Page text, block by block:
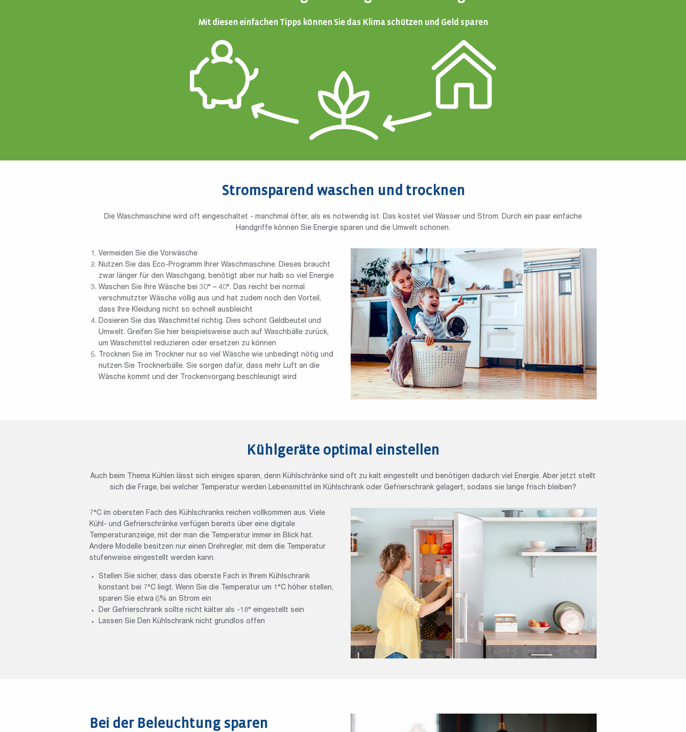
Mit diesen einfachen Tipps können Sie das Klima schützen und Geld sparen
Stromsparend waschen und trocknen
Die Waschmaschine wird oft eingeschaltet - manchmal öfter, als es notwendig ist. Das kostet viel Wasser und Strom. Durch ein paar einfache
Handgriffe können Sie Energie sparen und die Umwelt schonen.
Vermeiden Sie die Vorwäsche
Nutzen Sie das Eco-Programm Ihrer Waschmaschine. Dieses braucht
zwar länger für den Waschgang, benötigt aber nur halb so viel Energie
Waschen Sie Ihre Wäsche bei 30° – 40°. Das reicht bei normal
verschmutzter Wäsche völlig aus und hat zudem noch den Vorteil,
dass Ihre Kleidung nicht so schnell ausbleicht
Dosieren Sie das Waschmittel richtig. Dies schont Geldbeutel und
Umwelt. Greifen Sie hier beispielsweise auch auf Waschbälle zurück,
um Waschmittel reduzieren oder ersetzen zu können
Trocknen Sie im Trockner nur so viel Wäsche wie unbedingt nötig und
nutzen Sie Trocknerbälle. Sie sorgen dafür, dass mehr Luft an die
Wäsche kommt und der Trockenvorgang beschleunigt wird
Kühlgeräte optimal einstellen
Auch beim Thema Kühlen lässt sich einiges sparen, denn Kühlschränke sind oft zu kalt eingestellt und benötigen dadurch viel Energie. Aber jetzt stellt
sich die Frage, bei welcher Temperatur werden Lebensmittel im Kühlschrank oder Gefrierschrank gelagert, sodass sie lange frisch bleiben?
7°C im obersten Fach des Kühlschranks reichen vollkommen aus. Viele
Kühl- und Gefrierschränke verfügen bereits über eine digitale
Temperaturanzeige, mit der man die Temperatur immer im Blick hat.
Andere Modelle besitzen nur einen Drehregler, mit dem die Temperatur
stufenweise eingestellt werden kann.
Stellen Sie sicher, dass das oberste Fach in Ihrem Kühlschrank
konstant bei 7°C liegt. Wenn Sie die Temperatur um 1°C höher stellen,
sparen Sie etwa 6% an Strom ein
Der Gefrierschrank sollte nicht kälter als -18° eingestellt sein
Lassen Sie Den Kühlschrank nicht grundlos offen
Bei der Beleuchtung sparen